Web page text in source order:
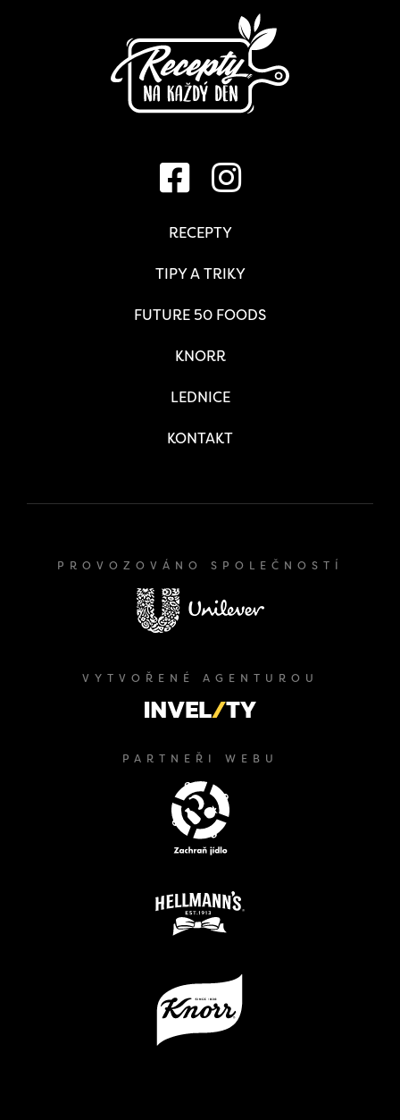
RECEPTY
TIPY A TRIKY
FUTURE 50 FOODS
KNORR
LEDNICE
KONTAKT
PROVOZOVÁNO SPOLEČNOSTÍ
VYTVOŘENÉ AGENTUROU
PARTNEŘI WEBU